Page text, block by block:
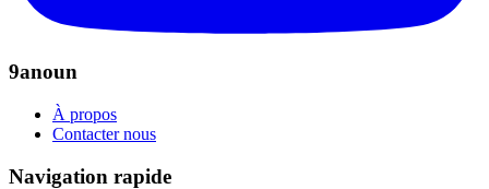
9anoun
À propos
Contacter nous
Navigation rapide